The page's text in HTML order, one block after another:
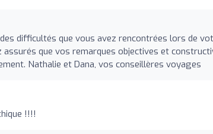
difficultés que vous avez rencontrées lors de
que vos remarques objectives et
Nathalie et Dana, vos conseillères voyages
!!!!